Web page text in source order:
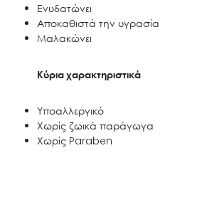
Ενυδατώνει
Αποκαθιστά την υγρασία
Μαλακώνει
Κύρια χαρακτηριστικά
Υποαλλεργικό
Χωρίς ζωικά παράγωγα
Χωρίς Paraben